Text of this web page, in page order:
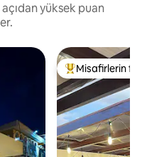
yüksek puan
Misafirlerin
Misafirlerin